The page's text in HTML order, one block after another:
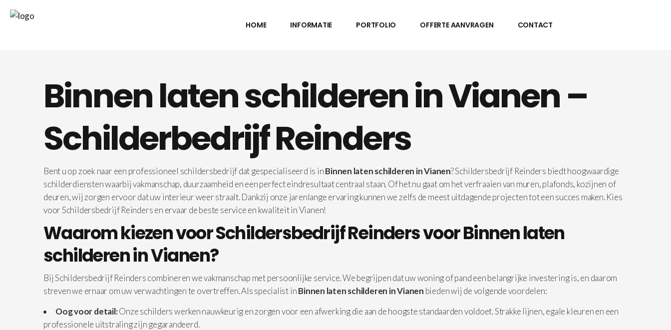
HOME INFORMATIE PORTFOLIO OFFERTE AANVRAGEN CONTACT
Binnen laten schilderen in Vianen –
Schilderbedrijf Reinders
Bent u op zoek naar een professioneel schildersbedrijf dat gespecialiseerd is inBinnen laten schilderen in Vianen? Schildersbedrijf Reinders biedt hoogwaardige
schilderdiensten waarbij vakmanschap, duurzaamheid en een perfect eindresultaat centraal staan. Of het nu gaat om het verfraaien van muren, plafonds, kozijnen of
deuren, wij zorgen ervoor dat uw interieur weer straalt. Dankzij onze jarenlange ervaring kunnen we zelfs de meest uitdagende projecten tot een succes maken. Kies
voor Schildersbedrijf Reinders en ervaar de beste service en kwaliteit in Vianen!
Waarom kiezen voor Schildersbedrijf Reinders voor Binnen laten
schilderen in Vianen?
Bij Schildersbedrijf Reinders combineren we vakmanschap met persoonlijke service. We begrijpen dat uw woning of pand een belangrijke investering is, en daarom
streven we ernaar om uw verwachtingen te overtreffen. Als specialist inBinnen laten schilderen in Vianen bieden wij de volgende voordelen:
Oog voor detail:Onze schilders werken nauwkeurig en zorgen voor een afwerking die aan de hoogste standaarden voldoet. Strakke lijnen, egale kleuren en een
professionele uitstraling zijn gegarandeerd.